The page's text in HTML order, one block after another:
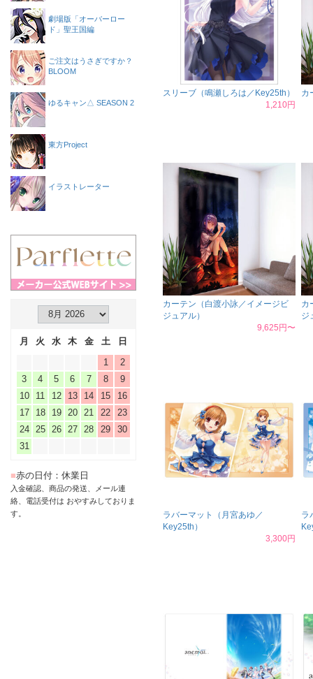
スリーブ（鳴瀬しろは／Key25th）
1,210円
カ
カーテン（白渡小詠／イメージビ
ジュアル）
9,625円〜
カ
ジ
ラバーマット（月宮あゆ／
Key25th）
3,300円
ラ
劇場版「オーバーロー
ド」聖王国編
ご注文はうさぎですか？
BLOOM
ゆるキャン△ SEASON 2
東方Project
イラストレーター
月 火 水 木 金 土
日
1
2
3
4 5 6 7 8
9
10
11 12 13 14 15
16
17
18 19 20 21 22
23
24
25 26 27 28 29
30
31
■赤の日付：休業日
入金確認、商品の発送、メール連
絡、電話受付は おやすみしておりま
す。